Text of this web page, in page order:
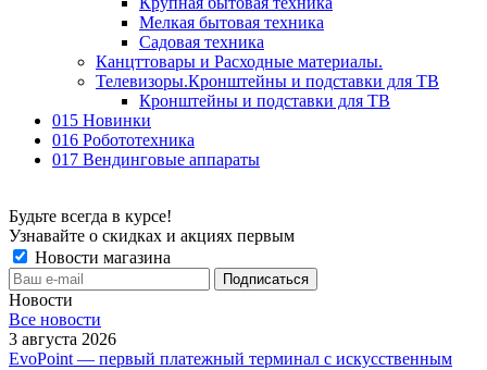
Мелкая бытовая техника
Садовая техника
Канцттовары и Расходные материалы.
Телевизоры.Кронштейны и подставки для ТВ
Кронштейны и подставки для ТВ
015 Новинки
016 Робототехника
017 Вендинговые аппараты
Будьте всегда в курсе!
Узнавайте о скидках и акциях первым
Новости магазина
Новости
Все новости
3 августа 2026
EvoPoint — первый платежный терминал с искусственным